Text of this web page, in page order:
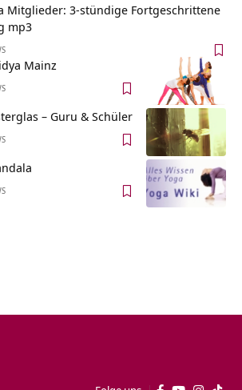
Mitglieder: 3-stündige Fortgeschrittene
mp3
Mainz
– Guru & Schüler